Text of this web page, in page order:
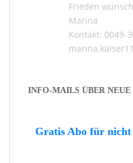
Frieden
Marina
Kontakt: 0049-
INFO-MAILS ÜBER NEUE
Gratis Abo für